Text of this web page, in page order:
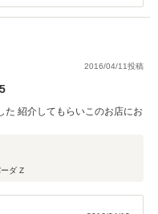
な事でも何かあれば連絡く
す。
2016/04/11投稿
5
た 紹介してもらいこのお店にお
ダ Z